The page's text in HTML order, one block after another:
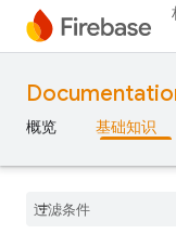
概览 基础知识